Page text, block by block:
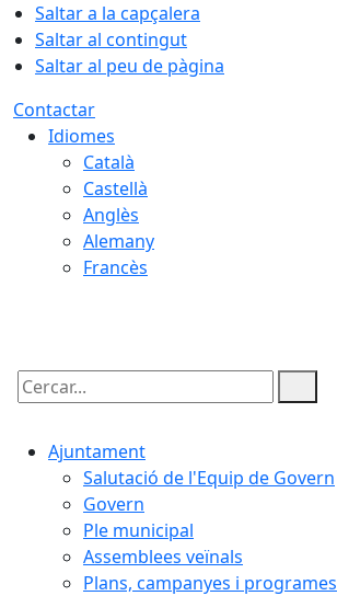
Saltar a la capçalera
Saltar al contingut
Saltar al peu de pàgina
Contactar
Idiomes
Català
Castellà
Anglès
Alemany
Francès
Cercar:
Ajuntament
Salutació de l'Equip de Govern
Govern
Ple municipal
Assemblees veïnals
Plans, campanyes i programes